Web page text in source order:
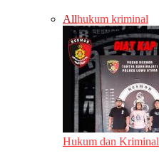
Allhukum kriminal
Hukum dan Kriminal